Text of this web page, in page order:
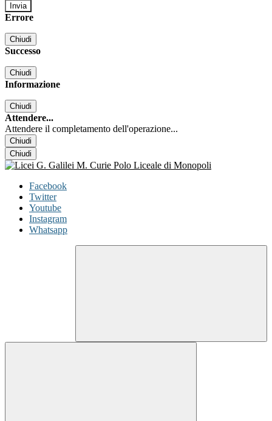
Errore
Chiudi
Successo
Chiudi
Informazione
Chiudi
Attendere...
Attendere il completamento dell'operazione...
Chiudi
Chiudi
Facebook
Twitter
Youtube
Instagram
Whatsapp